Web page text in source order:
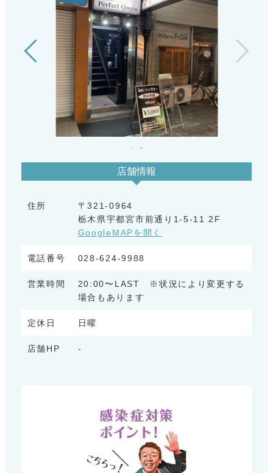
店舗情報
住所
〒321-0964
栃木県宇都宮市前通り1-5-11 2F
GoogleMAPを開く
電話番号 028-624-9988
営業時間
20:00〜LAST ※状況により変更する
場合もあります
定休日 日曜
店舗HP -